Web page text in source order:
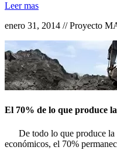
Leer mas
enero 31, 2014 // Proyecto
El 70% de lo que produce
De todo lo que produce la
económicos, el 70%